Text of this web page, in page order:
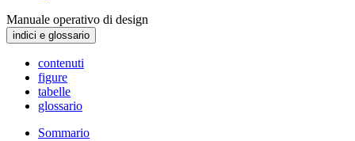
Manuale operativo di design
indici e glossario
contenuti
figure
tabelle
glossario
Sommario